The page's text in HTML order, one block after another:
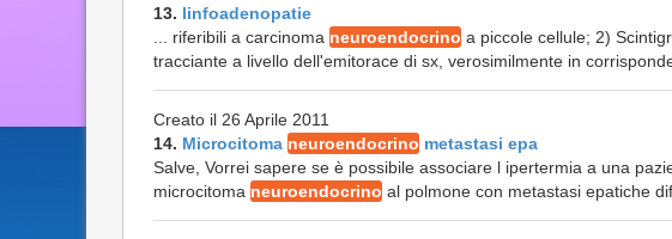
13. linfoadenopatie
... riferibili a carcinoma neuroendocrino a piccole cellule; 2)
tracciante a livello dell'emitorace di sx, verosimilmente in
Creato il 26 Aprile 2011
14. Microcitoma neuroendocrino metastasi epa
Salve, Vorrei sapere se è possibile associare l ipertermia a una
microcitoma neuroendocrino al polmone con metastasi epatiche